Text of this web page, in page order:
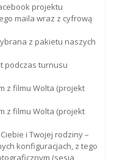
projektu
maila wraz z cyfrową
z pakietu naszych
podczas turnusu
z filmu Wolta (projekt
z filmu Wolta (projekt
i Twojej rodziny –
konfiguracjach, z tego
(sesja